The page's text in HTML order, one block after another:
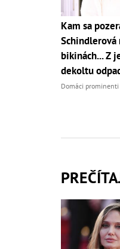
Kam sa
Schindlerová
bikinách... Z
dekoltu
Domáci prominenti